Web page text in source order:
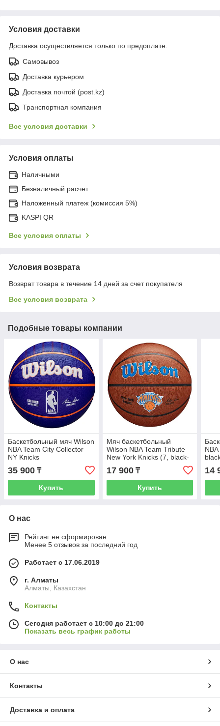
Условия доставки
Доставка осуществляется только по предоплате.
Самовывоз
Доставка курьером
Доставка почтой (post.kz)
Транспортная компания
Все условия доставки
Условия оплаты
Наличными
Безналичный расчет
Наложенный платеж (комиссия 5%)
KASPI QR
Все условия оплаты
Условия возврата
Возврат товара в течение 14 дней за счет покупателя
Все условия возврата
Подобные товары компании
Баскетбольный мяч Wilson
NBA Team City Collector
NY Knicks
35 900 ₸
Купить
Мяч баскетбольный
Wilson NBA Team Tribute
New York Knicks (7, black-
17 900₸
Купить
14
О нас
Рейтинг не сформирован
Менее 5 отзывов за последний год
Работает с 17.06.2019
г. Алматы
Алматы, Казахстан
Контакты
Сегодня работает с 10:00 до 21:00
Показать весь график работы
О нас
Контакты
Доставка и оплата